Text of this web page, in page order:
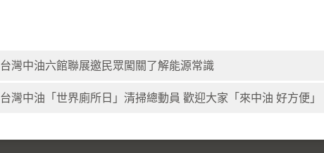
台灣中油六館聯展邀民眾闖關了解能源常識
台灣中油「世界廁所日」清掃總動員 歡迎大家「來中油 好方便」